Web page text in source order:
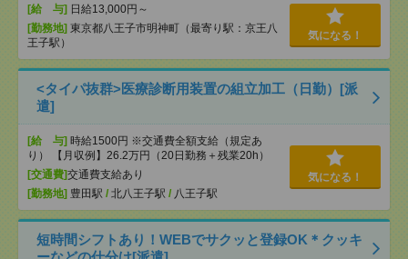
[給 与] 日給13,000円～
[勤務地] 東京都八王子市明神町（最寄り駅：京王八
王子駅）
気になる！
<タイパ抜群>医療診断用装置の組立加工（日勤）[派
遣]
[給 与] 時給1500円 ※交通費全額支給（規定あ
り） 【月収例】26.2万円（20日勤務＋残業20h）
[交通費]交通費支給あり
[勤務地] 豊田駅 / 北八王子駅 / 八王子駅
気になる！
短時間シフトあり！WEBでサクッと登録OK＊クッキ